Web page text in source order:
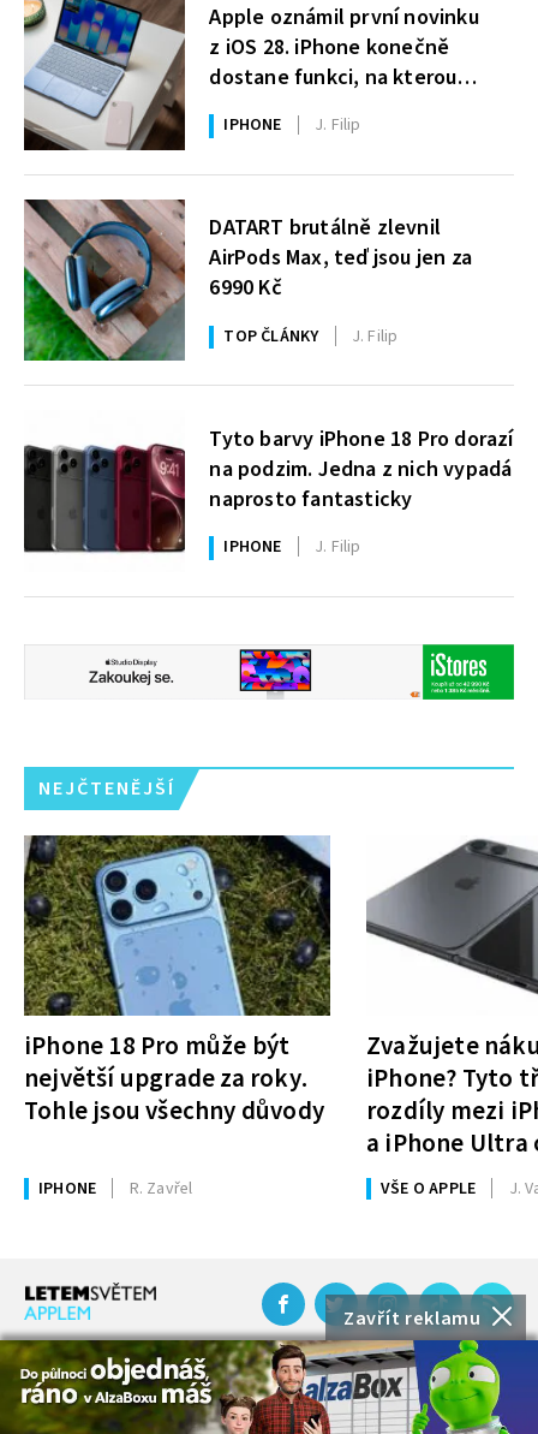
Zavřít reklamu
Apple oznámil první novinku
z iOS 28. iPhone konečně
dostane funkci, na kterou
uživatelé Windows čekají roky
IPHONE J. Filip
DATART brutálně zlevnil
AirPods Max, teď jsou jen za
6990 Kč
TOP ČLÁNKY J. Filip
Tyto barvy iPhone 18 Pro dorazí
na podzim. Jedna z nich vypadá
naprosto fantasticky
IPHONE J. Filip
NEJČTENĚJŠÍ
iPhone 18 Pro může být
největší upgrade za roky.
Tohle jsou všechny důvody
IPHONE R. Zavřel
Zvažujete
iPhone? Tyto
rozdíly mezi
a iPhone Ultra
rozhodnutí
VŠE O APPLE J.